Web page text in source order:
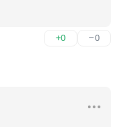
+0 –0